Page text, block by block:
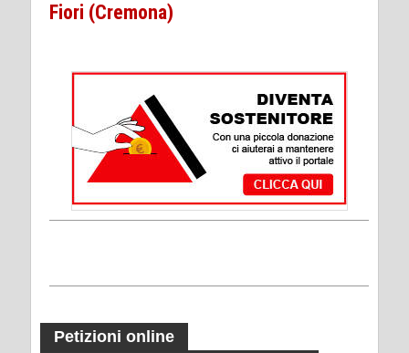
Fiori (Cremona)
Petizioni online